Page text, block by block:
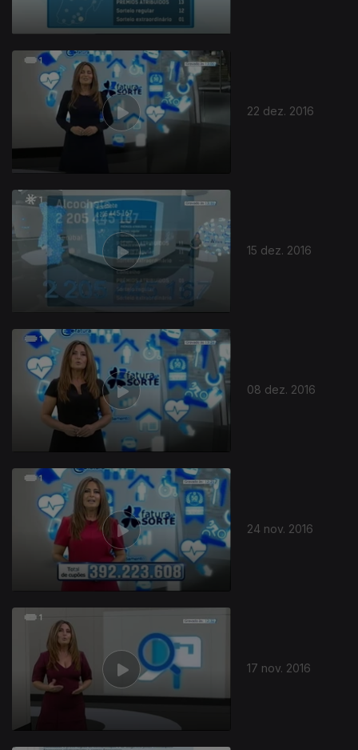
22 dez. 2016
15 dez. 2016
08 dez. 2016
24 nov. 2016
17 nov. 2016